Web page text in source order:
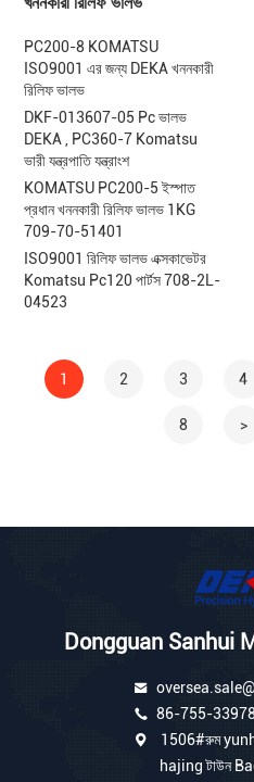
PC200-8 KOMATSU
ISO9001 এর জন্য DEKA খননকারী
রিলিফ ভালভ
DKF-013607-05 Pc ভালভ
DEKA , PC360-7 Komatsu
ভারী যন্ত্রপাতি যন্ত্রাংশ
KOMATSU PC200-5 ইস্পাত
প্রধান খননকারী রিলিফ ভালভ 1KG
709-70-51401
ISO9001 রিলিফ ভালভ এক্সকাভেটর
Komatsu Pc120 পার্টস 708-2L-
04523
1 2 3 4
8 >
Dongguan Sanhui
86-755-
1506#রুম
hajing টাউন